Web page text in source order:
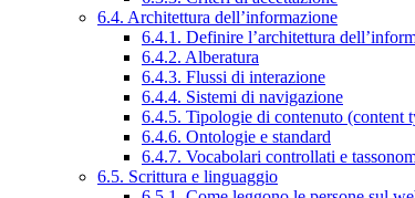
6.4. Architettura dell’informazione
6.4.1. Definire l’architettura
6.4.2. Alberatura
6.4.3. Flussi di interazione
6.4.4. Sistemi di navigazione
6.4.5. Tipologie di contenuto (content
6.4.6. Ontologie e standard
6.4.7. Vocabolari controllati e
6.5. Scrittura e linguaggio